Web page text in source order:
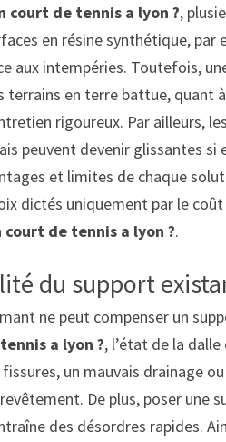
court de tennis a lyon ?,
en résine synthétique,
aux intempéries. Toutefois,
terrains en terre battue, quant
rigoureux. Par ailleurs,
peuvent devenir glissantes si
et limites de chaque
dictés uniquement par le
de tennis a lyon ?.
du support
ne peut compenser un
a lyon ?, l’état de la
un mauvais drainage
De plus, poser une
des désordres rapides.